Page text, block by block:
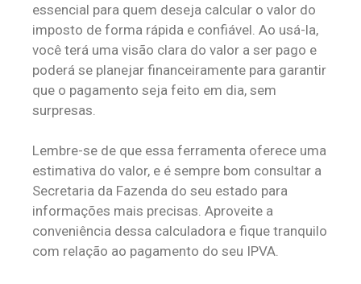
essencial para quem deseja calcular o valor do
imposto de forma rápida e confiável. Ao usá-la,
você terá uma visão clara do valor a ser pago e
poderá se planejar financeiramente para garantir
que o pagamento seja feito em dia, sem
surpresas.
Lembre-se de que essa ferramenta oferece uma
estimativa do valor, e é sempre bom consultar a
Secretaria da Fazenda do seu estado para
informações mais precisas. Aproveite a
conveniência dessa calculadora e fique tranquilo
com relação ao pagamento do seu IPVA.